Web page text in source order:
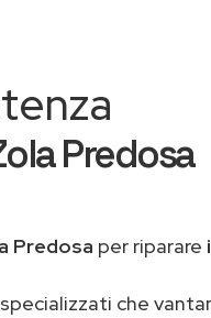
Predosa
Predosa per riparare
che